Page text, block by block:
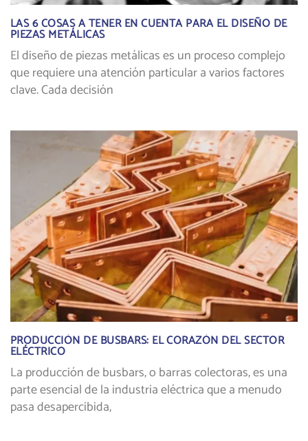
LAS 6 COSAS A TENER EN CUENTA PARA EL DISEÑO DE
PIEZAS METÁLICAS
El diseño de piezas metálicas es un proceso complejo
que requiere una atención particular a varios factores
clave. Cada decisión
PRODUCCIÓN DE BUSBARS: EL CORAZÓN DEL SECTOR
ELÉCTRICO
La producción de busbars, o barras colectoras, es una
parte esencial de la industria eléctrica que a menudo
pasa desapercibida,